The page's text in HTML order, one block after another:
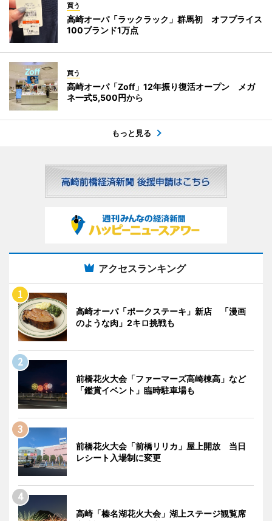
買う
高崎オーパ「ラックラック」群馬初 オフプライス
100ブランド1万点
買う
高崎オーパ「Zoff」12年振り復活オープン メガ
ネ一式5,500円から
もっと見る
アクセスランキング
高崎オーパ「ポークステーキ」新店 「漫画
のような肉」2キロ挑戦も
前橋花火大会「ファーマーズ高崎棟高」など
「鑑賞イベント」臨時駐車場も
前橋花火大会「前橋リリカ」屋上開放 当日
レシート入場制に変更
高崎「榛名湖花火大会」湖上ステージ観覧席